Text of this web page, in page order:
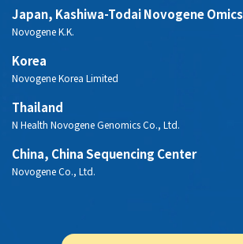
Singapore Joint Venture & Singapore
Sequencing Center
NovogeneAIT Genomics Singapore Pte. Ltd.
Novogene K.K.
Novogene Korea Limited
China, China Sequencing Center